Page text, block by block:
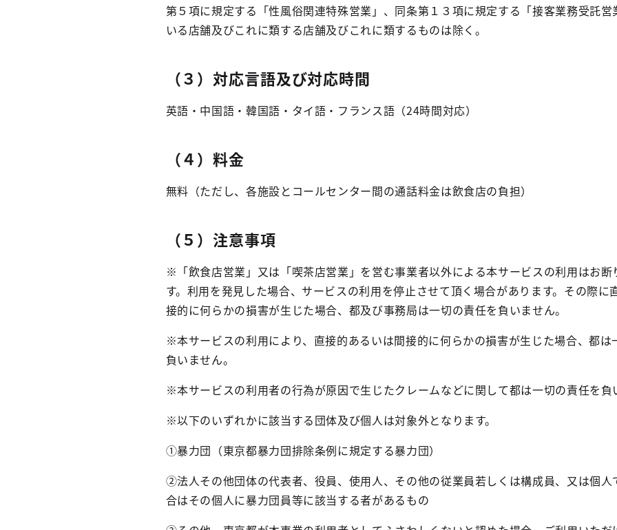
第５項に規定する「性風俗関連特殊営業」、同条第１３項に規定する「接客業務受託営
いる店舗及びこれに類する店舗及びこれに類するものは除く。
（３）対応言語及び対応時間
英語・中国語・韓国語・タイ語・フランス語（24時間対応）
（４）料金
無料（ただし、各施設とコールセンター間の通話料金は飲食店の負担）
（５）注意事項
※「飲食店営業」又は「喫茶店営業」を営む事業者以外による本サービスの利用はお断
す。利用を発見した場合、サービスの利用を停止させて頂く場合があります。その際に
接的に何らかの損害が生じた場合、都及び事務局は一切の責任を負いません。
※本サービスの利用により、直接的あるいは間接的に何らかの損害が生じた場合、都は
負いません。
※本サービスの利用者の行為が原因で生じたクレームなどに関して都は一切の責任を負
※以下のいずれかに該当する団体及び個人は対象外となります。
①暴力団（東京都暴力団排除条例に規定する暴力団）
②法人その他団体の代表者、役員、使用人、その他の従業員若しくは構成員、又は個人
合はその個人に暴力団員等に該当する者があるもの